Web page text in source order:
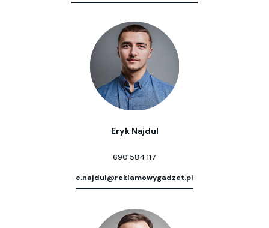
Eryk Najdul
690 584 117
e.najdul@reklamowygadzet.pl